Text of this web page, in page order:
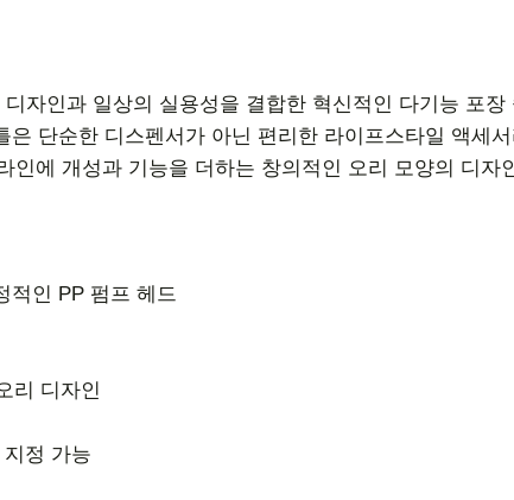
디자인과 일상의 실용성을 결합한 혁신적인 다기능 포
단순한 디스펜서가 아닌 편리한 라이프스타일 액세
인에 개성과 기능을 더하는 창의적인 오리 모양의 디자
적인 PP 펌프 헤드
리 디자인
정 가능